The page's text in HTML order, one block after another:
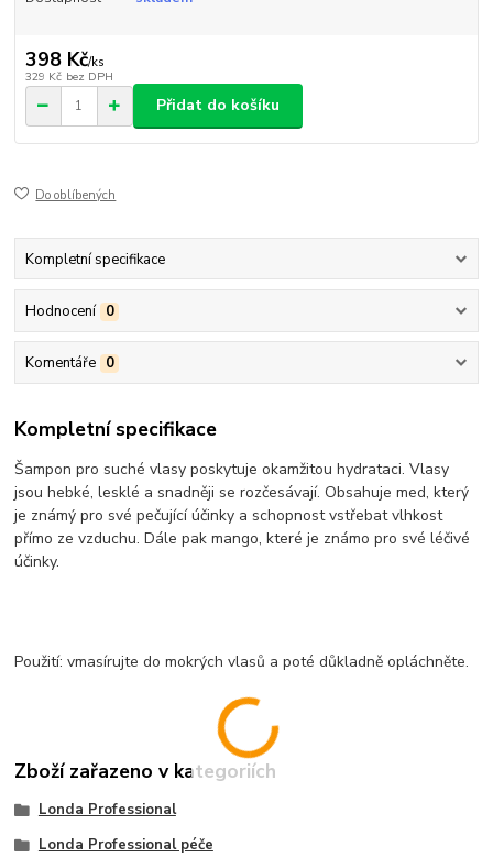
398 Kč/ks
329 Kč bez DPH
Přidat do košíku
Do oblíbených
Kompletní specifikace
Hodnocení 0
Komentáře 0
Kompletní specifikace
Šampon pro suché vlasy poskytuje okamžitou hydrataci. Vlasy
jsou hebké, lesklé a snadněji se rozčesávají. Obsahuje med, který
je známý pro své pečující účinky a schopnost vstřebat vlhkost
přímo ze vzduchu. Dále pak mango, které je známo pro své léčivé
účinky.
Použití: vmasírujte do mokrých vlasů a poté důkladně opláchněte.
Zboží zařazeno v kategoriích
Londa Professional
Londa Professional péče